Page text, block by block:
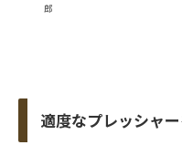
郎
適度なプレッシャ